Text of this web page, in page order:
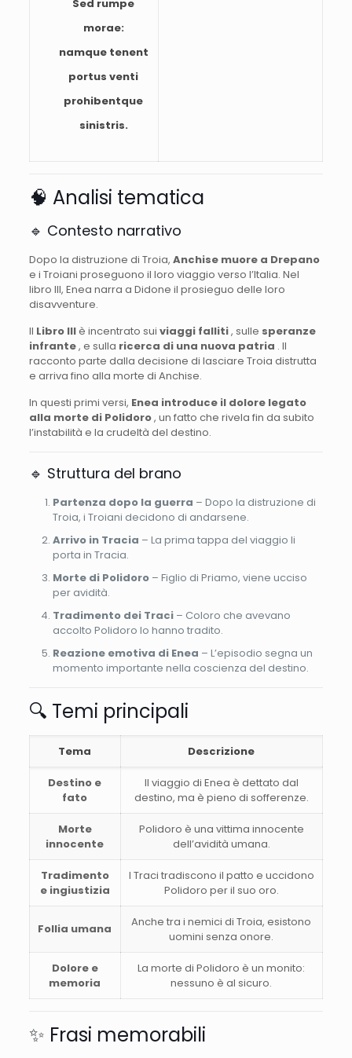
Sed rumpe
morae:
namque tenent
portus venti
prohibentque
sinistris.
🧠 Analisi tematica
🔹 Contesto narrativo
Dopo la distruzione di Troia, Anchise muore a Drepano
e i Troiani proseguono il loro viaggio verso l’Italia. Nel
libro III, Enea narra a Didone il prosieguo delle loro
disavventure.
Il Libro IIIè incentrato sui viaggi falliti, sulle speranze
infrante, e sulla ricerca di una nuova patria . Il
racconto parte dalla decisione di lasciare Troia distrutta
e arriva fino alla morte di Anchise.
In questi primi versi, Enea introduce il dolore legato
alla morte di Polidoro, un fatto che rivela fin da subito
l’instabilità e la crudeltà del destino.
🔹 Struttura del brano
Partenza dopo la guerra – Dopo la distruzione di
Troia, i Troiani decidono di andarsene.
Arrivo in Tracia – La prima tappa del viaggio li
porta in Tracia.
Morte di Polidoro – Figlio di Priamo, viene ucciso
per avidità.
Tradimento dei Traci – Coloro che avevano
accolto Polidoro lo hanno tradito.
Reazione emotiva di Enea – L’episodio segna un
momento importante nella coscienza del destino.
🔍 Temi principali
Tema Descrizione
Destino e
fato
Il viaggio di Enea è dettato dal
destino, ma è pieno di sofferenze.
Morte
innocente
Polidoro è una vittima innocente
dell’avidità umana.
Tradimento
e ingiustizia
I Traci tradiscono il patto e uccidono
Polidoro per il suo oro.
Follia umana
Anche tra i nemici di Troia, esistono
uomini senza onore.
Dolore e
memoria
La morte di Polidoro è un monito:
nessuno è al sicuro.
✨ Frasi memorabili